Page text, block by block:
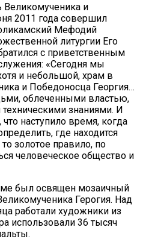
Великомученика и
2011 года совершил
Мефодий
литургии Его
с приветственным
«Сегодня мы
и небольшой, храм в
и Победоносца Георгия…
облеченными властью,
знаниями. И
наступило время, когда
где находится
золотое правило, по
человеческое общество и
был освящен мозаичный
Герогия. Над
работали художники из
использовали 36 тысяч